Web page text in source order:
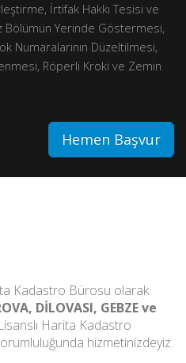
İrtifak Hakkı Tesisi ve
Bölümün Yerinde Göstermesi,
Numaralarının Düzeltilmesi,
Röperli Kroki ve Zemin
Hemen Başvur
Kadastro Bürosu olarak
DİLOVASI, GEBZE ve
Harita Kadastro
hizmetinizdeyiz.